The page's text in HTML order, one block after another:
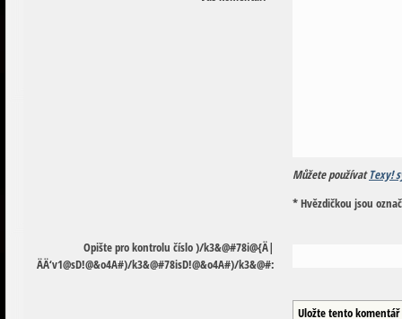
Můžete používatTexy!
* Hvězdičkou jsou
Opište pro kontrolu číslo)/k3&@#78i@{Ä|
ÄÄ‘v1@sD!@&o4A#)/k3&@#78isD!@&o4A#)/k3&@#: